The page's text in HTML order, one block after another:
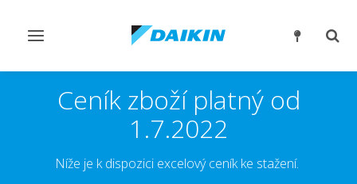
Přepnout
Ceník zboží platný od
1.7.2022
Níže je k dispozici excelový ceník ke stažení.